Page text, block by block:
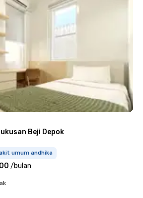
Beji Depok
umum andhika
/bulan